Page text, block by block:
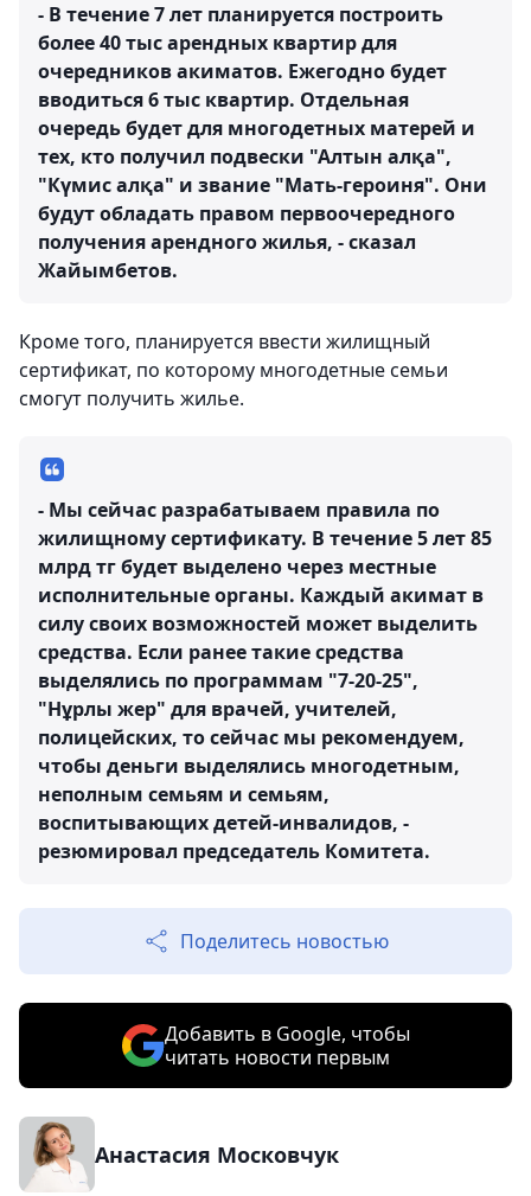
- В течение 7 лет планируется построить
более 40 тыс арендных квартир для
очередников акиматов. Ежегодно будет
вводиться 6 тыс квартир. Отдельная
очередь будет для многодетных матерей и
тех, кто получил подвески "Алтын алқа",
"Күмис алқа" и звание "Мать-героиня". Они
будут обладать правом первоочередного
получения арендного жилья, - сказал
Жайымбетов.
Кроме того, планируется ввести жилищный
сертификат, по которому многодетные семьи
смогут получить жилье.
- Мы сейчас разрабатываем правила по
жилищному сертификату. В течение 5 лет 85
млрд тг будет выделено через местные
исполнительные органы. Каждый акимат в
силу своих возможностей может выделить
средства. Если ранее такие средства
выделялись по программам "7-20-25",
"Нұрлы жер" для врачей, учителей,
полицейских, то сейчас мы рекомендуем,
чтобы деньги выделялись многодетным,
неполным семьям и семьям,
воспитывающих детей-инвалидов, -
резюмировал председатель Комитета.
Поделитесь новостью
Добавить в Google, чтобы
читать новости первым
Анастасия Московчук